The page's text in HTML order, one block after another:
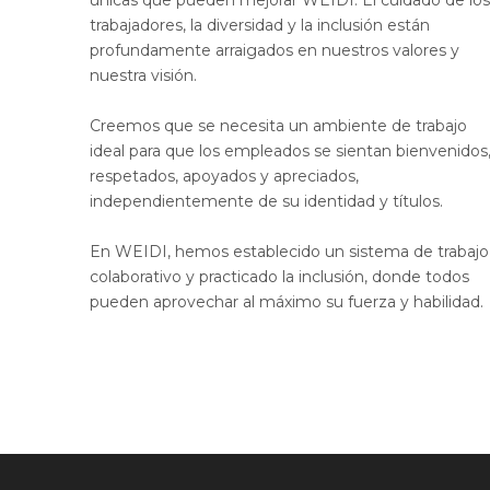
trabajadores, la diversidad y la inclusión están
profundamente arraigados en nuestros valores y
nuestra visión.
Creemos que se necesita un ambiente de trabajo
ideal para que los empleados se sientan bienvenidos,
respetados, apoyados y apreciados,
independientemente de su identidad y títulos.
En WEIDI, hemos establecido un sistema de trabajo
colaborativo y practicado la inclusión, donde todos
pueden aprovechar al máximo su fuerza y ​​habilidad.